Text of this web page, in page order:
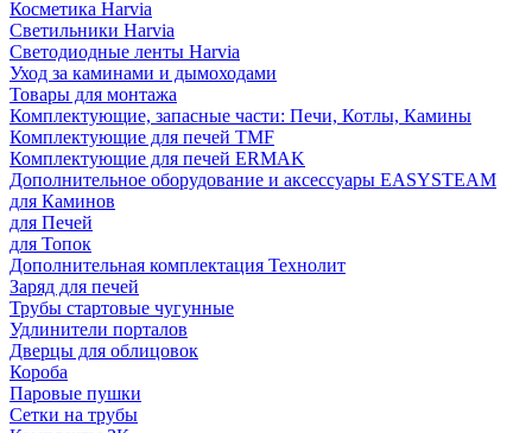
Косметика Harvia
Светильники Harvia
Светодиодные ленты Harvia
Уход за каминами и дымоходами
Товары для монтажа
Комплектующие, запасные части: Печи, Котлы, Камины
Комплектующие для печей TMF
Комплектующие для печей ERMAK
Дополнительное оборудование и аксессуары EASYSTEAM
для Каминов
для Печей
для Топок
Дополнительная комплектация Технолит
Заряд для печей
Трубы стартовые чугунные
Удлинители порталов
Дверцы для облицовок
Короба
Паровые пушки
Сетки на трубы